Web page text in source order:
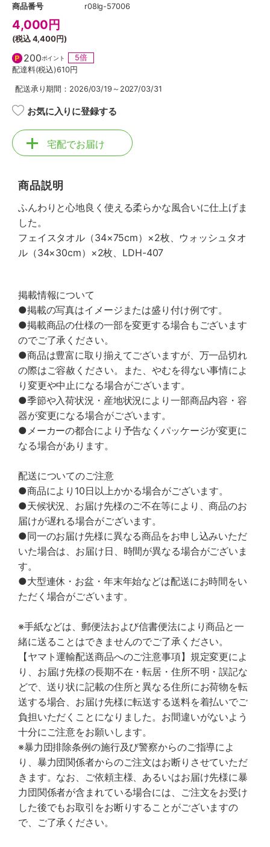
商品番号
r08lg-57006
4,000 円
(税込4,400円)
200ポイント
5倍
配達料(税込)610円
配送承り期間：2026/03/19～2027/03/31
お気に入りに登録する
宅配でお届け
商品説明
ふんわりと心地良く使える柔らかな風合いに仕上げま
した。
フェイスタオル（34×75cm）×2枚、ウォッシュタオ
ル（34×30cm）×2枚、LDH-407
掲載情報について
●掲載の写真はイメージまたは盛り付け例です。
●掲載商品の仕様の一部を変更する場合もございます
のでご了承ください。
●商品は豊富に取り揃えてございますが、万一品切れ
の際はご容赦ください。また、やむを得ない事情によ
り変更や中止になる場合がございます。
●季節や入荷状況・産地状況により一部商品内容・容
器が変更になる場合がございます。
●メーカーの都合により予告なくパッケージが変更に
なる場合があります。
配送についてのご注意
●商品により10日以上かかる場合がございます。
●天候状況、お届け先様のご不在等により、商品のお
届けが遅れる場合がございます。
●同一のお届け先様に異なる商品をお申し込みいただ
いた場合は、お届け日、時間が異なる場合がございま
す。
●大型連休・お盆・年末年始などは配送にお時間をい
ただく場合がございます。
※手紙などは、郵便法および信書便法により商品と一
緒に送ることはできませんのでご了承ください。
【ヤマト運輸配送商品へのご注意事項】規定変更によ
り、お届け先様の長期不在・転居・住所不明・誤記な
どで、送り状に記載の住所と異なる住所にお荷物を転
送する場合、お届け先様に転送する送料を着払いでご
負担いただくことになりました。お間違いがないよう
十分にご注意をお願いします。
※暴力団排除条例の施行及び警察からのご指導によ
り、暴力団関係者からのご注文はお断りさせていただ
きます。なお、ご依頼主様、あるいはお届け先様に暴
力団関係者が含まれている場合には、ご注文をお受け
した後でもお取引をお断りすることがございますの
で、ご了承ください。